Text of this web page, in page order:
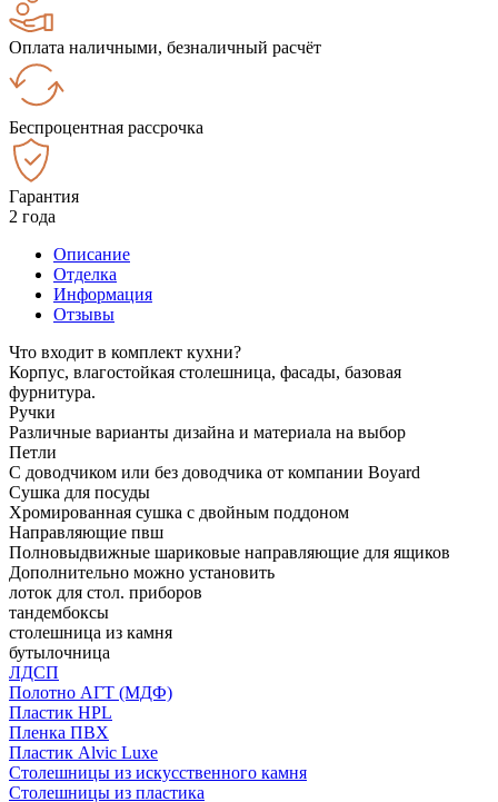
Оплата наличными, безналичный расчёт
Беспроцентная рассрочка
Гарантия
2 года
Описание
Отделка
Информация
Отзывы
Что входит в комплект кухни?
Корпус, влагостойкая столешница, фасады, базовая
фурнитура.
Ручки
Различные варианты дизайна и материала на выбор
Петли
С доводчиком или без доводчика от компании Boyard
Сушка для посуды
Хромированная сушка с двойным поддоном
Направляющие пвш
Полновыдвижные шариковые направляющие для ящиков
Дополнительно можно установить
лоток для стол. приборов
тандембоксы
столешница из камня
бутылочница
ЛДСП
Полотно АГТ (МДФ)
Пластик HPL
Пленка ПВХ
Пластик Alvic Luxe
Столешницы из искусственного камня
Столешницы из пластика